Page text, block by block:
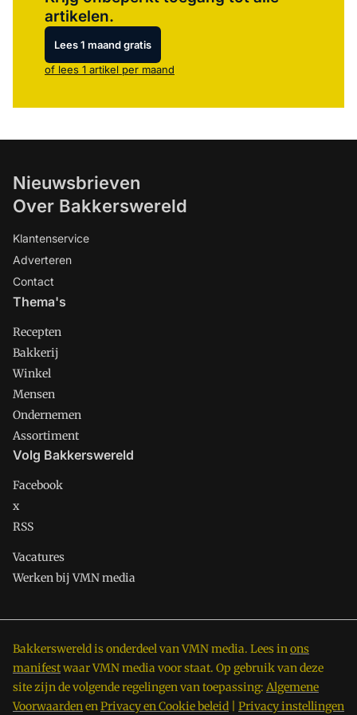
artikelen.
Lees 1 maand gratis
of lees 1 artikel per maand
Nieuwsbrieven
Over Bakkerswereld
Klantenservice
Adverteren
Contact
Thema's
Recepten
Bakkerij
Winkel
Mensen
Ondernemen
Assortiment
Volg Bakkerswereld
Facebook
x
RSS
Vacatures
Werken bij VMN media
Bakkerswereld is onderdeel van VMN media. Lees inons
manifestwaar VMN media voor staat. Op gebruik van deze
site zijn de volgende regelingen van toepassing: Algemene
VoorwaardenenPrivacy en Cookie beleid Privacy instellingen